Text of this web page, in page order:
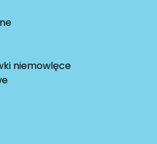
niemowlęce